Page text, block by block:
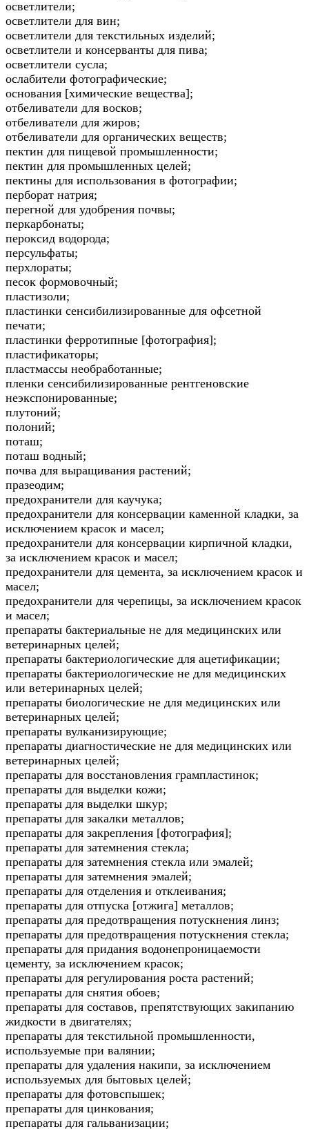
осветлители;
осветлители для вин;
осветлители для текстильных изделий;
осветлители и консерванты для пива;
осветлители сусла;
ослабители фотографические;
основания [химические вещества];
отбеливатели для восков;
отбеливатели для жиров;
отбеливатели для органических веществ;
пектин для пищевой промышленности;
пектин для промышленных целей;
пектины для использования в фотографии;
перборат натрия;
перегной для удобрения почвы;
перкарбонаты;
пероксид водорода;
персульфаты;
перхлораты;
песок формовочный;
пластизоли;
пластинки сенсибилизированные для офсетной
печати;
пластинки ферротипные [фотография];
пластификаторы;
пластмассы необработанные;
пленки сенсибилизированные рентгеновские
неэкспонированные;
плутоний;
полоний;
поташ;
поташ водный;
почва для выращивания растений;
празеодим;
предохранители для каучука;
предохранители для консервации каменной кладки, за
исключением красок и масел;
предохранители для консервации кирпичной кладки,
за исключением красок и масел;
предохранители для цемента, за исключением красок и
масел;
предохранители для черепицы, за исключением красок
и масел;
препараты бактериальные не для медицинских или
ветеринарных целей;
препараты бактериологические для ацетификации;
препараты бактериологические не для медицинских
или ветеринарных целей;
препараты биологические не для медицинских или
ветеринарных целей;
препараты вулканизирующие;
препараты диагностические не для медицинских или
ветеринарных целей;
препараты для восстановления грампластинок;
препараты для выделки кожи;
препараты для выделки шкур;
препараты для закалки металлов;
препараты для закрепления [фотография];
препараты для затемнения стекла;
препараты для затемнения стекла или эмалей;
препараты для затемнения эмалей;
препараты для отделения и отклеивания;
препараты для отпуска [отжига] металлов;
препараты для предотвращения потускнения линз;
препараты для предотвращения потускнения стекла;
препараты для придания водонепроницаемости
цементу, за исключением красок;
препараты для регулирования роста растений;
препараты для снятия обоев;
препараты для составов, препятствующих закипанию
жидкости в двигателях;
препараты для текстильной промышленности,
используемые при валянии;
препараты для удаления накипи, за исключением
используемых для бытовых целей;
препараты для фотовспышек;
препараты для цинкования;
препараты для гальванизации;